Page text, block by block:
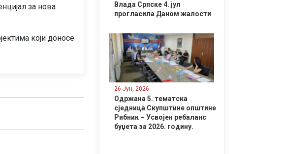
за нова
који доносе
Влада Српске 4. јул
прогласила Даном жалости
26 Јун, 2026.
Одржана 5. тематска
сједница Скупштине општине
Рибник – Усвојен ребаланс
буџета за 2026. годину.